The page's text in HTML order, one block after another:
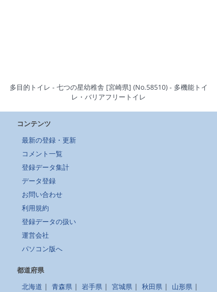
多目的トイレ - 七つの星幼稚舎 [宮崎県] (No.58510) - 多機能トイ
レ・バリアフリートイレ
コンテンツ
最新の登録・更新
コメント一覧
登録データ集計
データ登録
お問い合わせ
利用規約
登録データの扱い
運営会社
パソコン版へ
都道府県
北海道 | 青森県 | 岩手県 | 宮城県 | 秋田県 | 山形県 |